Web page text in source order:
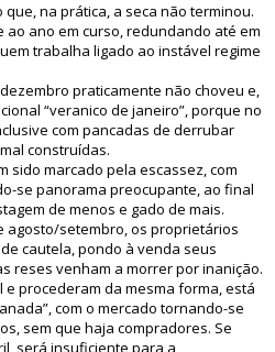
na prática, a seca não terminou.
ano em curso, redundando até em
trabalha ligado ao instável regime
praticamente não choveu e,
“veranico de janeiro”, porque no
com pancadas de derrubar
construídas.
sido marcado pela escassez, com
se panorama preocupante, ao final
de menos e gado de mais.
agosto/setembro, os proprietários
cautela, pondo à venda seus
reses venham a morrer por inanição.
procederam da mesma forma, está
com o mercado tornando-se
sem que haja compradores. Se
será insuficiente para a